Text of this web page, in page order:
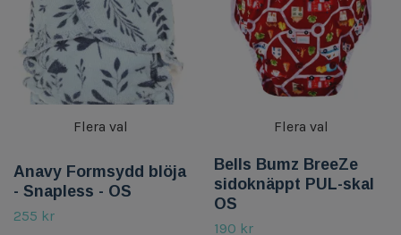
Flera val
Anavy Formsydd blöja
- Snapless - OS
255 kr
Flera val
Bells Bumz BreeZe
sidoknäppt PUL-skal
OS
190 kr